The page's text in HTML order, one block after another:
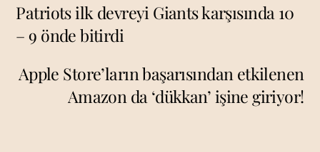
Patriots ilk devreyi Giants karşısında 10
– 9 önde bitirdi
Apple Store’ların başarısından etkilenen
Amazon da ‘dükkan’ işine giriyor!